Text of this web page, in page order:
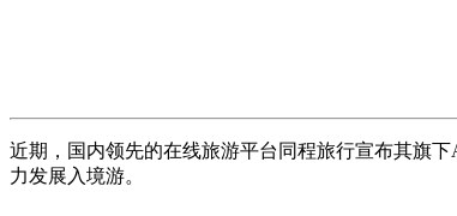
近期，国内领先的在线旅游平台同程旅行宣布其旗
力发展入境游。